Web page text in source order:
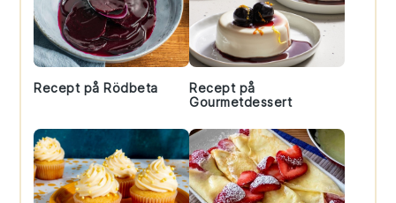
Recept på Rödbeta
Recept på
Gourmetdessert